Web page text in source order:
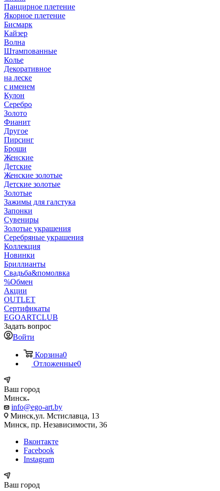
Панцирное плетение
Якорное плетение
Бисмарк
Кайзер
Волна
Штампованные
Колье
Декоративное
на леске
с именем
Кулон
Серебро
Золото
Фианит
Другое
Пирсинг
Броши
Женские
Детские
Женские золотые
Детские золотые
Золотые
Зажимы для галстука
Запонки
Сувениры
Золотые украшения
Серебряные украшения
Коллекция
Новинки
Бриллианты
Свадьба&помолвка
%Обмен
Акции
OUTLET
Сертификаты
EGOARTCLUB
Задать вопрос
Войти
Корзина0
Отложенные0
Ваш город
Минск
info@ego-art.by
Минск,ул. Мстиславца, 13
Минск, пр. Независимости, 36
Вконтакте
Facebook
Instagram
Ваш город